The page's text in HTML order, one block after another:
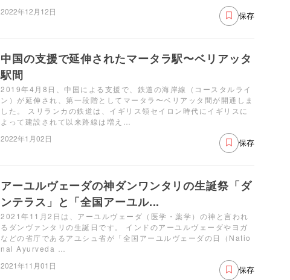
2022年12月12日
保存
中国の支援で延伸されたマータラ駅〜ベリアッタ
駅間
2019年4月8日、中国による支援で、鉄道の海岸線（コースタルライ
ン）が延伸され、第一段階としてマータラ〜ベリアッタ間が開通しま
した。 スリランカの鉄道は、イギリス領セイロン時代にイギリスに
よって建設されて以来路線は増え…
2022年1月02日
保存
アーユルヴェーダの神ダンワンタリの生誕祭「ダ
ンテラス」と「全国アーユル...
2021年11月2日は、アーユルヴェーダ（医学・薬学）の神と言われ
るダンヴァンタリの生誕日です。 インドのアーユルヴェーダやヨガ
などの省庁であるアユシュ省が「全国アーユルヴェーダの日（Natio
nal Ayurveda …
2021年11月01日
保存